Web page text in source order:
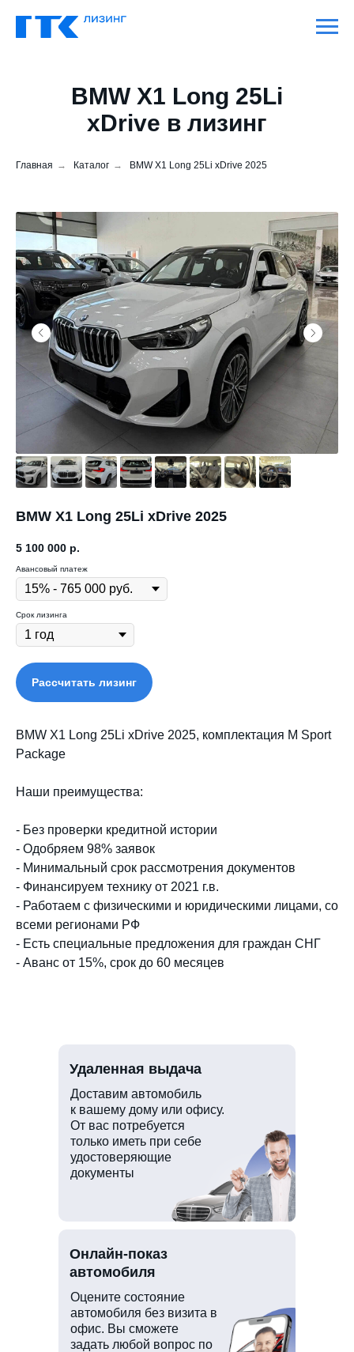
BMW X1 Long 25Li
xDrive в лизинг
Главная → Каталог → BMW X1 Long 25Li xDrive 2025
BMW X1 Long 25Li xDrive 2025
5 100 000 р.
Авансовый платеж
Срок лизинга
Рассчитать лизинг
BMW X1 Long 25Li xDrive 2025, комплектация M Sport
Package
Наши преимущества:
- Без проверки кредитной истории
- Одобряем 98% заявок
- Минимальный срок рассмотрения документов
- Финансируем технику от 2021 г.в.
- Работаем с физическими и юридическими лицами, со
всеми регионами РФ
- Есть специальные предложения для граждан СНГ
- Аванс от 15%, срок до 60 месяцев
Доставим автомобиль
к вашему дому или офису.
От вас потребуется
только иметь при себе
удостоверяющие
документы
Оцените состояние
автомобиля без визита в
офис. Вы сможете
задать любой вопрос по
Удаленная выдача
Онлайн-показ
автомобиля